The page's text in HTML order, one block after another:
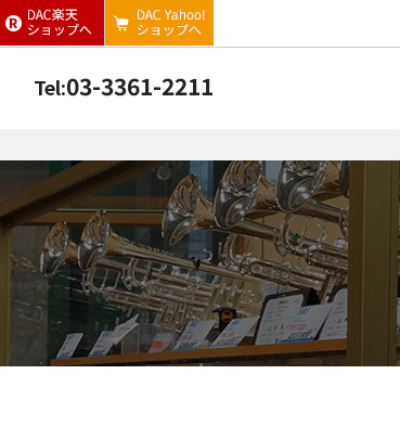
Tel:03-3361-2211